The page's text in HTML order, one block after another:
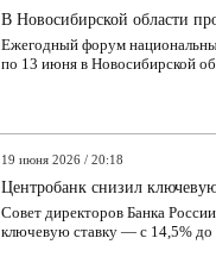
В Новосибирской области
Ежегодный форум
по 13 июня в Новосибирской
19 июня 2026 / 20:18
Центробанк снизил
Совет директоров Банка
ключевую ставку — с 14,5% до